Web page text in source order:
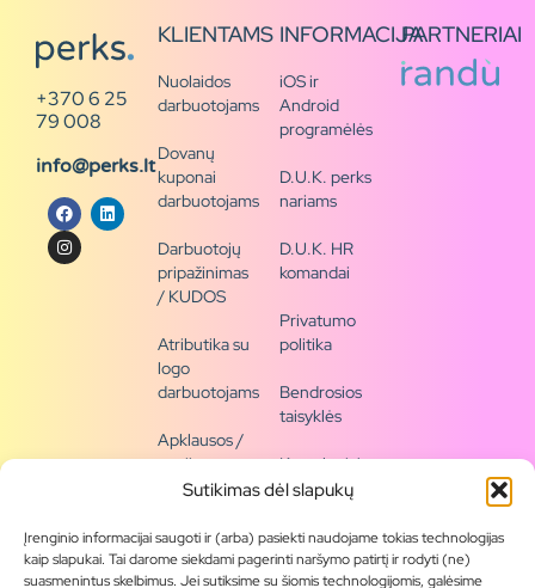
Sutikimas dėl slapukų
Įrenginio informacijai saugoti ir (arba) pasiekti naudojame tokias technologijas
kaip slapukai. Tai darome siekdami pagerinti naršymo patirtį ir rodyti (ne)
suasmenintus skelbimus. Jei sutiksime su šiomis technologijomis, galėsime
+370 6 25
79 008
info@perks.lt
KLIENTAMS
Nuolaidos
darbuotojams
Dovanų
kuponai
darbuotojams
Darbuotojų
pripažinimas
/ KUDOS
Atributika su
logo
darbuotojams
Apklausos /
naujienų
siena
Tapkite
partneriu
INFORMACIJA
iOS ir
Android
programėlės
D.U.K. perks
nariams
D.U.K. HR
komandai
Privatumo
politika
Bendrosios
taisyklės
Kontaktai /
rekvizitai
PARTNERIAI